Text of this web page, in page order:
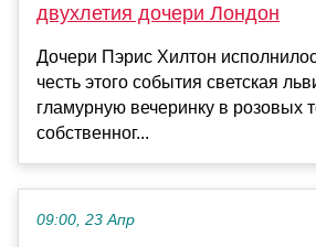
двухлетия дочери Лондон
Дочери Пэрис Хилтон
честь этого события светская
гламурную вечеринку в розовых
собственног...
09:00, 23 Апр